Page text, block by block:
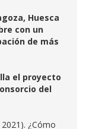
Huesca
con un
de más
el proyecto
del
¿Cómo